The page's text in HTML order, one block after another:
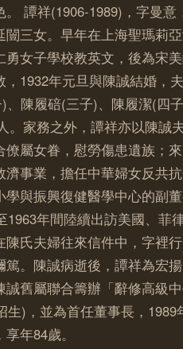
。 譚祥(1906-1989)，字曼
闓三女。早年在上海聖瑪莉
勇女子學校教英文，後為宋
，1932年元旦與陳誠結婚，
、陳履碚(三子)、陳履潔(四
。家務之外，譚祥亦以陳誠
僚屬女眷，慰勞傷患遺族；
濟事業，擔任中華婦女反共
學與振興復健醫學中心的副
1963年間陸續出訪美國、菲
陳氏夫婦往來信件中，字裡
篤。陳誠病逝後，譚祥為宏
誠舊屬聯合籌辦「辭修高級
生)，並為首任董事長，1989
年84歲。